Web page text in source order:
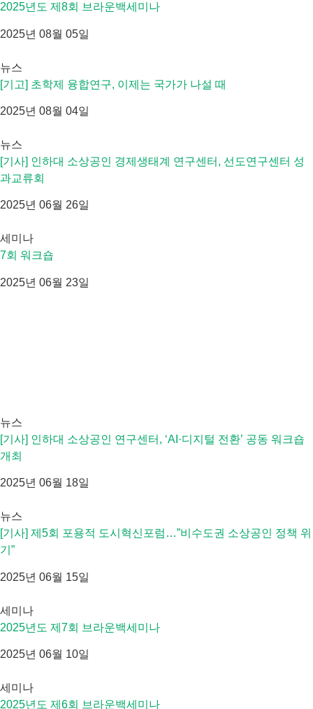
2025년도 제8회 브라운백세미나
2025년 08월 05일
뉴스
[기고] 초학제 융합연구, 이제는 국가가 나설 때
2025년 08월 04일
뉴스
[기사] 인하대 소상공인 경제생태계 연구센터, 선도연구센터 성
과교류회
2025년 06월 26일
세미나
7회 워크숍
2025년 06월 23일
뉴스
[기사] 인하대 소상공인 연구센터, ‘AI·디지털 전환’ 공동 워크숍
개최
2025년 06월 18일
뉴스
[기사] 제5회 포용적 도시혁신포럼…”비수도권 소상공인 정책 위
기”
2025년 06월 15일
세미나
2025년도 제7회 브라운백세미나
2025년 06월 10일
세미나
2025년도 제6회 브라운백세미나